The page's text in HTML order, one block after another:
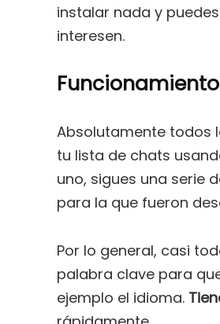
instalar nada y
interesen.
Absolutamente todos
tu lista de chats
uno, sigues una serie
para la que fueron
Por lo general, casi
palabra clave para
ejemplo el idioma.